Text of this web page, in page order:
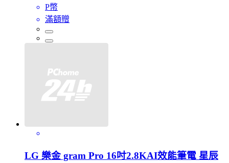
P幣
滿額贈
LG 樂金 gram Pro 16吋2.8KAI效能筆電 星辰